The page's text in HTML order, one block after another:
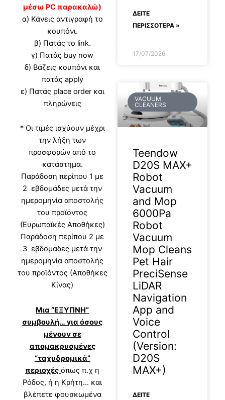
μέσω PC παρακαλώ)
α) Κάνεις αντιγραφή το
κουπόνι.
β) Πατάς το link.
γ) Πατάς buy now
δ) Βάζεις κουπόνι και
πατάς apply
ε) Πατάς place order και
πληρώνεις
* Οι τιμές ισχύουν μέχρι
την λήξη των
προσφορών από το
κατάστημα.
Παράδοση περίπου 1 με
2 εβδομάδες μετά την
ημερομηνία αποστολής
του προϊόντος
(Ευρωπαϊκές Αποθήκες)
Παράδοση περίπου 2 με
3 εβδομάδες μετά την
ημερομηνία αποστολής
του προϊόντος (Αποθήκες
Κίνας)
Μια “ΕΞΥΠΝΗ”
συμβουλή… για όσους
μένουν σε
απομακρυσμένες
“ταχυδρομικά”
περιοχές όπως π.χ η
Ρόδος, ή η Κρήτη… και
βλέπετε φουσκωμένα
ΔΕΊΤΕ
ΠΕΡΙΣΣΟΤΕΡΑ »
17/07/2026
VACUUM
CLEANERS
Teendow
D20S MAX+
Robot
Vacuum
and Mop
6000Pa
Robot
Vacuum
Mop Cleans
Pet Hair
PreciSense
LiDAR
Navigation
App and
Voice
Control
(Version:
D20S
MAX+)
ΔΕΊΤΕ